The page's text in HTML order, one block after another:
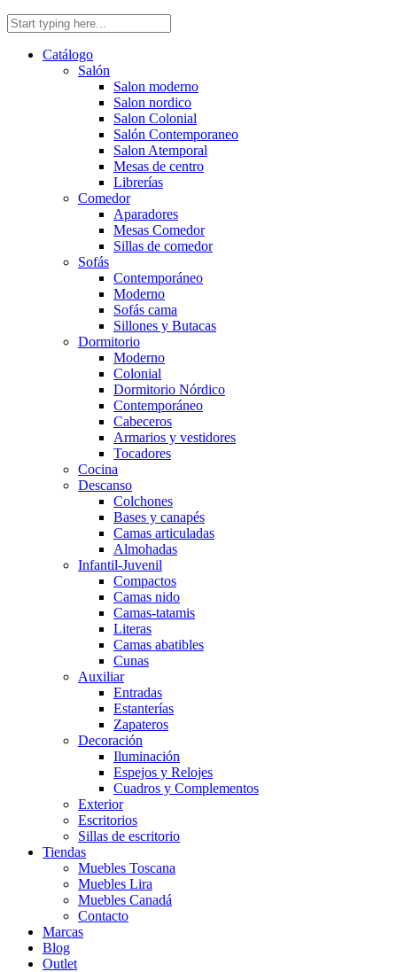
Catálogo
Salón
Salon moderno
Salon nordico
Salon Colonial
Salón Contemporaneo
Salon Atemporal
Mesas de centro
Librerías
Comedor
Aparadores
Mesas Comedor
Sillas de comedor
Sofás
Contemporáneo
Moderno
Sofás cama
Sillones y Butacas
Dormitorio
Moderno
Colonial
Dormitorio Nórdico
Contemporáneo
Cabeceros
Armarios y vestidores
Tocadores
Cocina
Descanso
Colchones
Bases y canapés
Camas articuladas
Almohadas
Infantil-Juvenil
Compactos
Camas nido
Camas-tatamis
Literas
Camas abatibles
Cunas
Auxiliar
Entradas
Estanterías
Zapateros
Decoración
Iluminación
Espejos y Relojes
Cuadros y Complementos
Exterior
Escritorios
Sillas de escritorio
Tiendas
Muebles Toscana
Muebles Lira
Muebles Canadá
Contacto
Marcas
Blog
Outlet